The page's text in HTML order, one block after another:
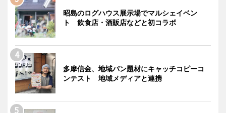
昭島のログハウス展示場でマルシェイベン
ト 飲食店・酒販店などと初コラボ
多摩信金、地域パン題材にキャッチコピーコ
ンテスト 地域メディアと連携